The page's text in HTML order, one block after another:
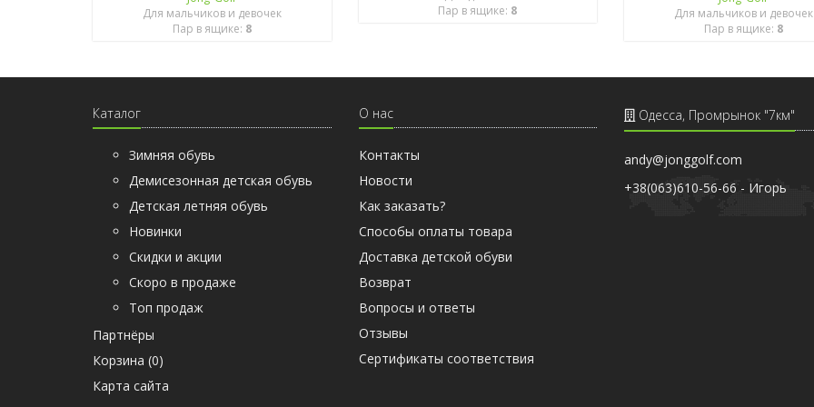
Для мальчиков и девочек
Пар в ящике: 8
Пар в ящике: 8
Для мальчиков и девочек
Пар в ящике: 8
Каталог
Зимняя обувь
Демисезонная детская обувь
Детская летняя обувь
Новинки
Скидки и акции
Скоро в продаже
Топ продаж
Партнёры
Корзина (0)
Карта сайта
О нас
Контакты
Новости
Как заказать?
Способы оплаты товара
Доставка детской обуви
Возврат
Вопросы и ответы
Отзывы
Cертификаты соответствия
Одесса, Промрынок "7км"
andy@jonggolf.com
+38(063)610-56-66 - Игорь